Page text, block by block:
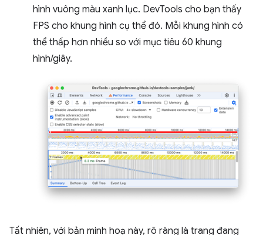
hình vuông màu xanh lục. DevTools cho bạn thấy
FPS cho khung hình cụ thể đó. Mỗi khung hình có
thể thấp hơn nhiều so với mục tiêu 60 khung
hình/giây.
Tất nhiên, với bản minh hoạ này, rõ ràng là trang đang